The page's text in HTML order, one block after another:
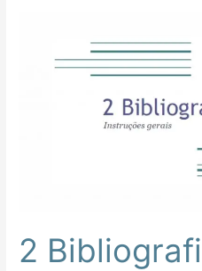
2
Científica